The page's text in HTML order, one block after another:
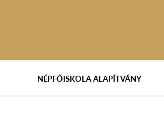
NÉPFŐISKOLA ALAPÍTVÁNY